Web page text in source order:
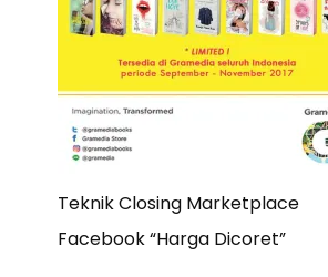
Teknik Closing Marketplace
Facebook “Harga Dicoret”